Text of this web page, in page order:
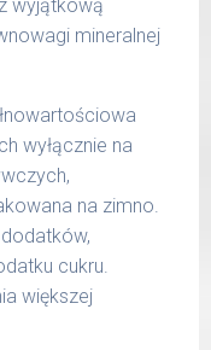
| 400
wyjątkową
mineralnej
wyłącznie na
na zimno.
cukru.
większej